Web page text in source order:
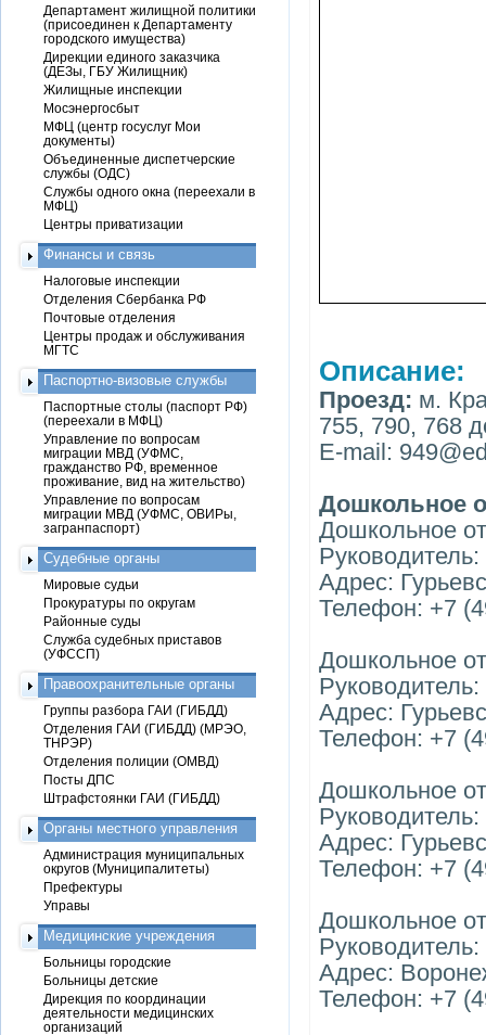
Описание:
Проезд: м.
755, 790, 768
E-mail:
Дошкольное
Дошкольное
Адрес:
Телефон: +7
Дошкольное
Адрес:
Телефон: +7
Дошкольное
Адрес:
Телефон: +7
Дошкольное
Адрес:
Телефон: +7
Департамент жилищной политики
(присоединен к Департаменту
городского имущества)
Дирекции единого заказчика
(ДЕЗы, ГБУ Жилищник)
Жилищные инспекции
Мосэнергосбыт
МФЦ (центр госуслуг Мои
документы)
Объединенные диспетчерские
службы (ОДС)
Службы одного окна (переехали в
МФЦ)
Центры приватизации
Финансы и связь
Налоговые инспекции
Отделения Сбербанка РФ
Почтовые отделения
Центры продаж и обслуживания
МГТС
Паспортно-визовые службы
Паспортные столы (паспорт РФ)
(переехали в МФЦ)
Управление по вопросам
миграции МВД (УФМС,
гражданство РФ, временное
проживание, вид на жительство)
Управление по вопросам
миграции МВД (УФМС, ОВИРы,
загранпаспорт)
Судебные органы
Мировые судьи
Прокуратуры по округам
Районные суды
Служба судебных приставов
(УФССП)
Правоохранительные органы
Группы разбора ГАИ (ГИБДД)
Отделения ГАИ (ГИБДД) (МРЭО,
ТНРЭР)
Отделения полиции (ОМВД)
Посты ДПС
Штрафстоянки ГАИ (ГИБДД)
Органы местного управления
Администрация муниципальных
округов (Муниципалитеты)
Префектуры
Управы
Медицинские учреждения
Больницы городские
Больницы детские
Дирекция по координации
деятельности медицинских
организаций